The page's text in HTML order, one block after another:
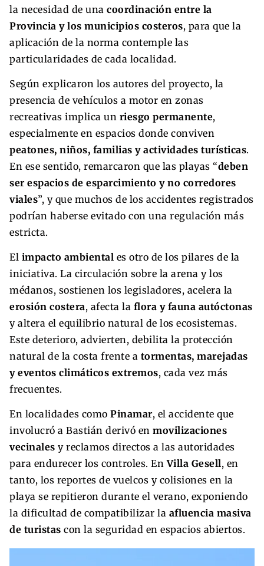
la necesidad de una coordinación entre la
Provincia y los municipios costeros, para que la
aplicación de la norma contemple las
particularidades de cada localidad.
Según explicaron los autores del proyecto, la
presencia de vehículos a motor en zonas
recreativas implica un riesgo permanente,
especialmente en espacios donde conviven
peatones, niños, familias y actividades turísticas.
En ese sentido, remarcaron que las playas “deben
ser espacios de esparcimiento y no corredores
viales”, y que muchos de los accidentes registrados
podrían haberse evitado con una regulación más
estricta.
El impacto ambiental es otro de los pilares de la
iniciativa. La circulación sobre la arena y los
médanos, sostienen los legisladores, acelera la
erosión costera, afecta la flora y fauna autóctonas
y altera el equilibrio natural de los ecosistemas.
Este deterioro, advierten, debilita la protección
natural de la costa frente a tormentas, marejadas
y eventos climáticos extremos, cada vez más
frecuentes.
En localidades como Pinamar, el accidente que
involucró a Bastián derivó en movilizaciones
vecinales y reclamos directos a las autoridades
para endurecer los controles. EnVilla Gesell, en
tanto, los reportes de vuelcos y colisiones en la
playa se repitieron durante el verano, exponiendo
la dificultad de compatibilizar la afluencia masiva
de turistas con la seguridad en espacios abiertos.